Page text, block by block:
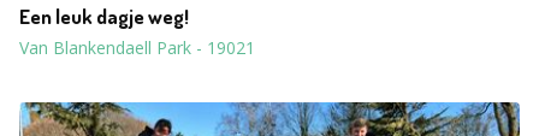
Een leuk dagje weg!
Van Blankendaell Park - 19021